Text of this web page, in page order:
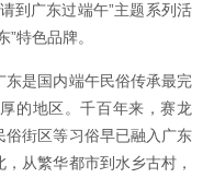
到广东过端午”主题系列活
特色品牌。
是国内端午民俗传承最完
的地区。千百年来，赛龙
街区等习俗早已融入广东
从繁华都市到水乡古村，